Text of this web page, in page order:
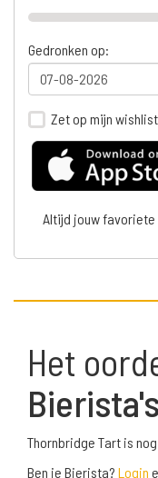
Gedronken op:
Zet op mijn wishlist
Altijd jouw favoriete
Het
Bierista's
Thornbridge Tart is
Ben je Bierista? Login